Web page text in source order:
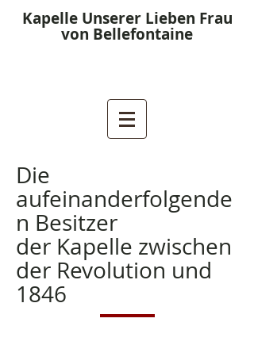
Kapelle Unserer Lieben Frau
von Bellefontaine
Die
aufeinanderfolgende
n Besitzer
der Kapelle zwischen
der Revolution und
1846